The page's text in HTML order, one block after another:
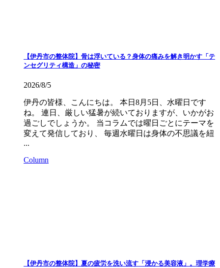
【伊丹市の整体院】骨は浮いている？身体の痛みを解き明かす「テ
ンセグリティ構造」の秘密
2026/8/5
伊丹の皆様、こんにちは。 本日8月5日、水曜日です
ね。 連日、厳しい猛暑が続いておりますが、いかがお
過ごしでしょうか。 当コラムでは曜日ごとにテーマを
変えて発信しており、 毎週水曜日は身体の不思議を紐
...
Column
【伊丹市の整体院】夏の疲労を洗い流す「浸かる美容液」。理学療